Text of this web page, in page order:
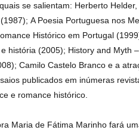
se salientam: Herberto
A Poesia Portuguesa nos
Histórico em Portugal
história (2005); History and Myth
Camilo Castelo Branco e a
publicados em inúmeras
e romance histórico.
Maria de Fátima Marinho fará